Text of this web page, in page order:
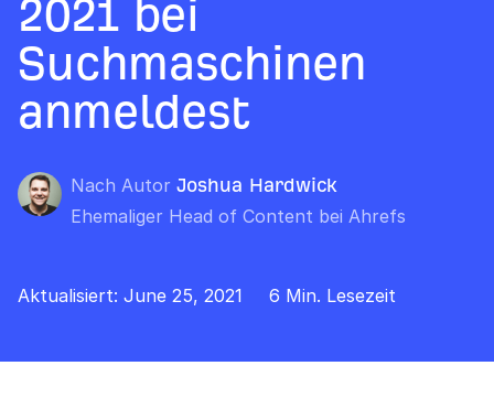
2021 bei
Suchmaschinen
anmeldest
Nach Autor Joshua Hardwick
Ehemaliger Head of Content bei Ahrefs
Aktualisiert: June 25, 2021 6 Min. Lesezeit